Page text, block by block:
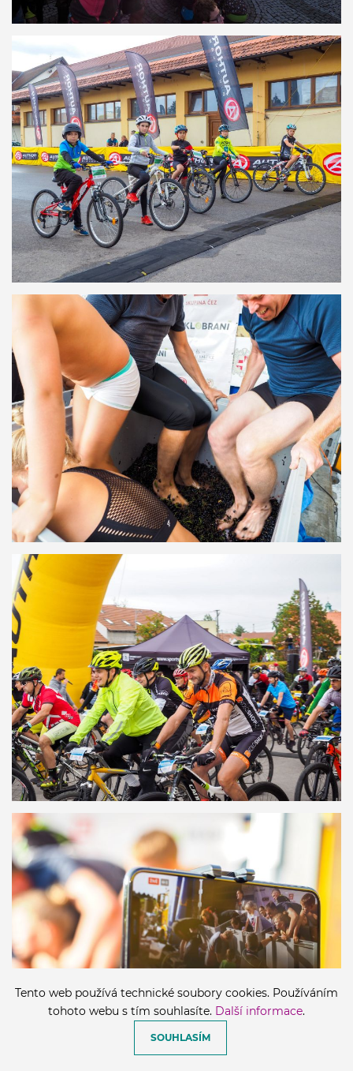
Tento web používá technické soubory cookies. Používáním
tohoto webu s tím souhlasíte. Další informace.
SOUHLASÍM